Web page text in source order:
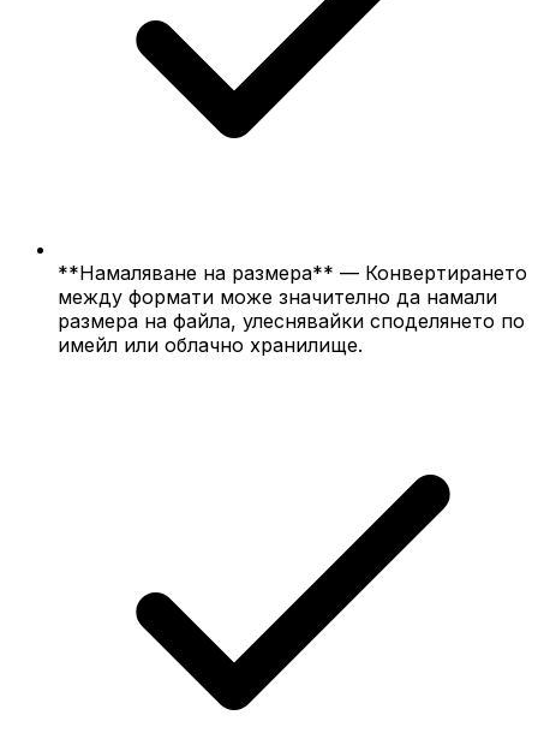
**Намаляване на размера** — Конвертирането
между формати може значително да намали
размера на файла, улеснявайки споделянето по
имейл или облачно хранилище.